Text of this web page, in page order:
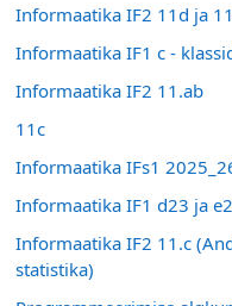
Informaatika IF2 11d ja
Informaatika IF1 c -
Informaatika IF2 11.ab
11c
Informaatika IFs1
Informaatika IF1 d23 ja
Informaatika IF2 11.c
statistika)